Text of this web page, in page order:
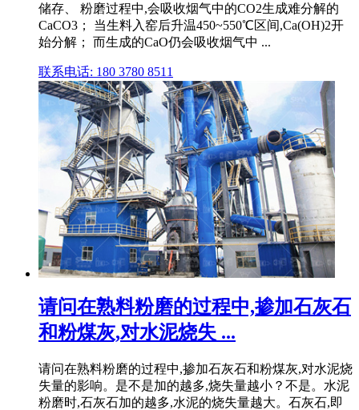
储存、 粉磨过程中,会吸收烟气中的CO2生成难分解的
CaCO3； 当生料入窑后升温450~550℃区间,Ca(OH)2开
始分解； 而生成的CaO仍会吸收烟气中 ...
联系电话: 180 3780 8511
请问在熟料粉磨的过程中,掺加石灰石
和粉煤灰,对水泥烧失 ...
请问在熟料粉磨的过程中,掺加石灰石和粉煤灰,对水泥烧
失量的影响。是不是加的越多,烧失量越小？不是。水泥
粉磨时,石灰石加的越多,水泥的烧失量越大。石灰石,即